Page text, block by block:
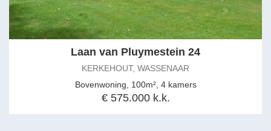
Laan van Pluymestein 24
KERKEHOUT, WASSENAAR
Bovenwoning, 100m², 4 kamers
€ 575.000 k.k.